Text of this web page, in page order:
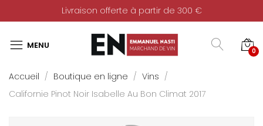
Livraison offerte à partir de 300 €
0
Accueil Boutique en ligne
Vins
Californie Pinot Noir Isabelle Au Bon Climat 2017